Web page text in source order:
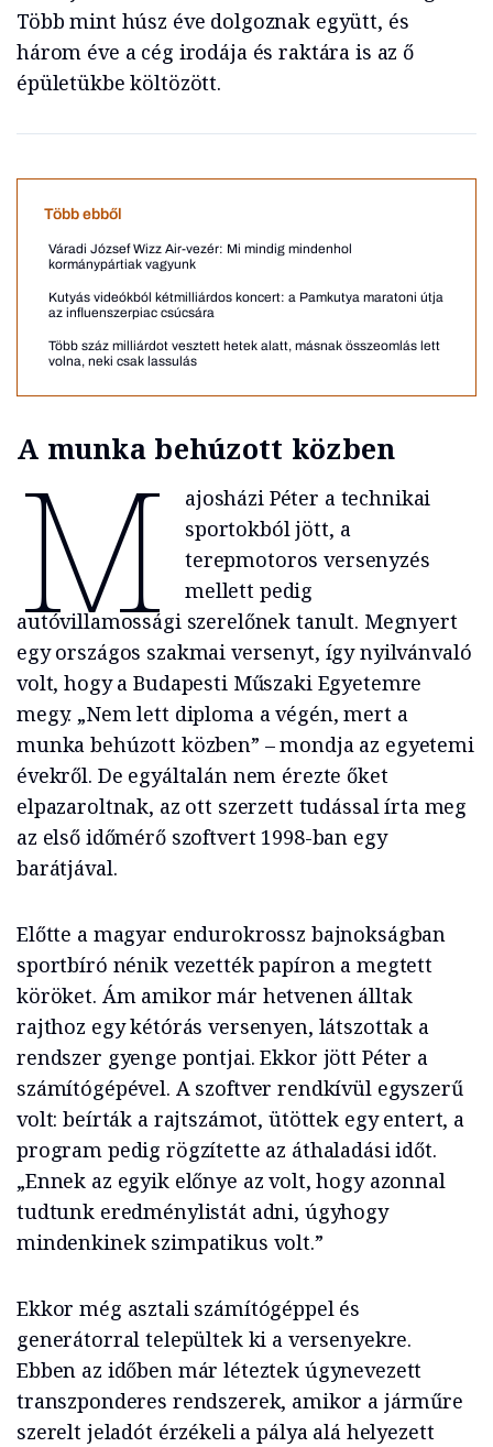
Több mint húsz éve dolgoznak együtt, és
három éve a cég irodája és raktára is az ő
épületükbe költözött.
Több ebből
Váradi József Wizz Air-vezér: Mi mindig mindenhol
kormánypártiak vagyunk
Kutyás videókból kétmilliárdos koncert: a Pamkutya maratoni útja
az influenszerpiac csúcsára
Több száz milliárdot vesztett hetek alatt, másnak összeomlás lett
volna, neki csak lassulás
A munka behúzott közben
M
ajosházi Péter a technikai
sportokból jött, a
terepmotoros versenyzés
mellett pedig
autóvillamossági szerelőnek tanult. Megnyert
egy országos szakmai versenyt, így nyilvánvaló
volt, hogy a Budapesti Műszaki Egyetemre
megy. „Nem lett diploma a végén, mert a
munka behúzott közben” – mondja az egyetemi
évekről. De egyáltalán nem érezte őket
elpazaroltnak, az ott szerzett tudással írta meg
az első időmérő szoftvert 1998-ban egy
barátjával.
Előtte a magyar endurokrossz bajnokságban
sportbíró nénik vezették papíron a megtett
köröket. Ám amikor már hetvenen álltak
rajthoz egy kétórás versenyen, látszottak a
rendszer gyenge pontjai. Ekkor jött Péter a
számítógépével. A szoftver rendkívül egyszerű
volt: beírták a rajtszámot, ütöttek egy entert, a
program pedig rögzítette az áthaladási időt.
„Ennek az egyik előnye az volt, hogy azonnal
tudtunk eredménylistát adni, úgyhogy
mindenkinek szimpatikus volt.”
Ekkor még asztali számítógéppel és
generátorral települtek ki a versenyekre.
Ebben az időben már léteztek úgynevezett
transzponderes rendszerek, amikor a járműre
szerelt jeladót érzékeli a pálya alá helyezett